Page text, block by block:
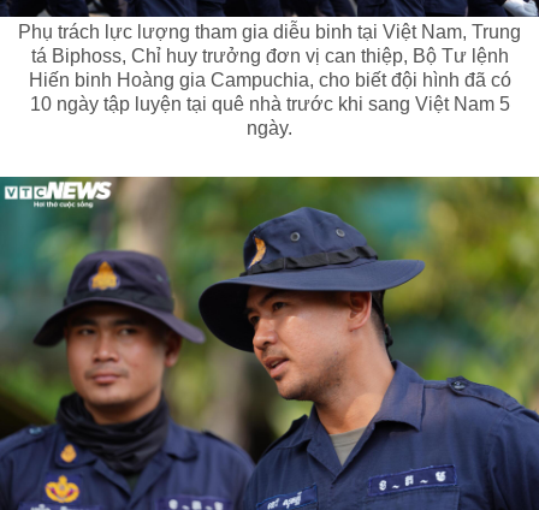
Phụ trách lực lượng tham gia diễu binh tại Việt Nam, Trung
tá Biphoss, Chỉ huy trưởng đơn vị can thiệp, Bộ Tư lệnh
Hiến binh Hoàng gia Campuchia, cho biết đội hình đã có
10 ngày tập luyện tại quê nhà trước khi sang Việt Nam 5
ngày.